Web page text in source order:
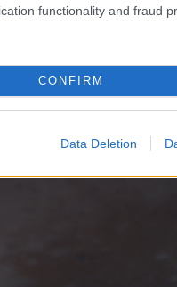
functionality and fraud
CONFIRM
Data Deletion